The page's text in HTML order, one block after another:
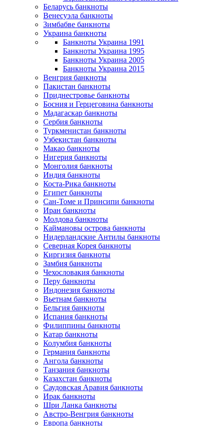
Беларусь банкноты
Венесуэла банкноты
Зимбабве банкноты
Украина банкноты
Банкноты Украина 1991
Банкноты Украина 1995
Банкноты Украина 2005
Банкноты Украина 2015
Венгрия банкноты
Пакистан банкноты
Приднестровье банкноты
Босния и Герцеговина банкноты
Мадагаскар банкноты
Сербия банкноты
Туркменистан банкноты
Узбекистан банкноты
Макао банкноты
Нигерия банкноты
Монголия банкноты
Индия банкноты
Коста-Рика банкноты
Египет банкноты
Сан-Томе и Принсипи банкноты
Иран банкноты
Молдова банкноты
Каймановы острова банкноты
Нидерландские Антилы банкноты
Северная Корея банкноты
Киргизия банкноты
Замбия банкноты
Чехословакия банкноты
Перу банкноты
Индонезия банкноты
Вьетнам банкноты
Бельгия банкноты
Испания банкноты
Филиппины банкноты
Катар банкноты
Колумбия банкноты
Германия банкноты
Ангола банкноты
Танзания банкноты
Казахстан банкноты
Саудовская Аравия банкноты
Ирак банкноты
Шри Ланка банкноты
Австро-Венгрия банкноты
Европа банкноты